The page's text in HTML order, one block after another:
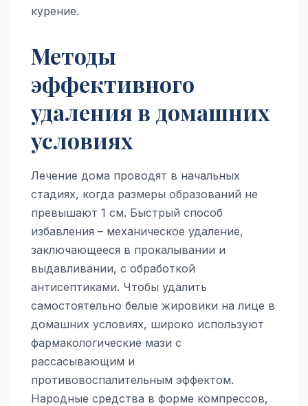
курение.
Методы
эффективного
удаления в домашних
условиях
Лечение дома проводят в начальных
стадиях, когда размеры образований не
превышают 1 см. Быстрый способ
избавления – механическое удаление,
заключающееся в прокалывании и
выдавливании, с обработкой
антисептиками. Чтобы удалить
самостоятельно белые жировики на лице в
домашних условиях, широко используют
фармакологические мази с
рассасывающим и
противовоспалительным эффектом.
Народные средства в форме компрессов,